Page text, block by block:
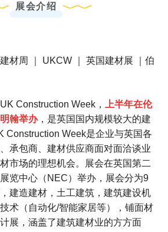
展会介绍
材周 ｜ UKCW ｜ 英国建材展 ｜伯
UK Construction Week，
上半年在伦
翰举办，是英国国内规模较大的建
Construction Week是企业与英国各
承包商、建材供应商面对面洽谈业
市场的理想机会。展会在英国第二
览中心（NEC）举办，展会分为9
建造建材，土工建筑，建筑建设机
术（自动化/智能家居等），铺面材
展，涵盖了建筑建材业的方方面